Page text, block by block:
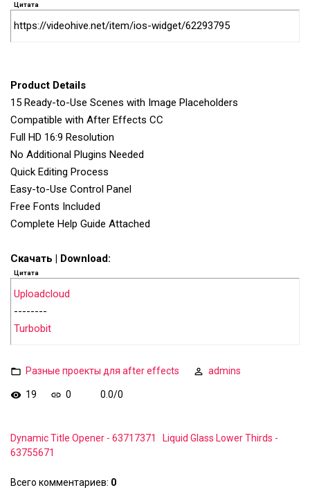
Цитата
https://videohive.net/item/ios-widget/62293795
Product Details
15 Ready-to-Use Scenes with Image Placeholders
Compatible with After Effects CC
Full HD 16:9 Resolution
No Additional Plugins Needed
Quick Editing Process
Easy-to-Use Control Panel
Free Fonts Included
Complete Help Guide Attached
Скачать | Download:
Цитата
Uploadcloud
--------
Turbobit
Разные проекты для after effects admins
19 0 0.0/0
Dynamic Title Opener - 63717371
Liquid Glass Lower Thirds -
63755671
Всего комментариев: 0